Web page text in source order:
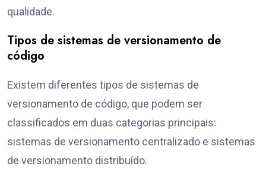
qualidade.
Tipos de sistemas de versionamento de
código
Existem diferentes tipos de sistemas de
versionamento de código, que podem ser
classificados em duas categorias principais:
sistemas de versionamento centralizado e sistemas
de versionamento distribuído.